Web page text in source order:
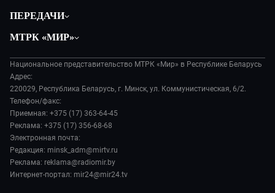
Экономика
Происшествия
Наука и технологии
Здоровье и медицина
Авто
Культура
Спорт
ПЕРЕДАЧИ
Все как у людей
Вместе выгодно
Евразия. Культурно
Евразия. Регионы
Наши иностранцы
Пять причин поехать в...
Сделано в Содружестве
МТРК «МИР»
История
Руководство
Лица мира
Новости
Пресса о нас
Карьера
Реклама
Национальное представительство МТРК «Мир» в Республике Беларусь
Адрес:
220029, Республика Беларусь, г. Минск, ул. Коммунистическая, 6/2.
Телефон/факс:
Приемная: +375 (17) 363-64-45
Реклама: +375 (17) 356-68-68
Электронная почта:
Редакция: minsk_adm@mirtv.ru
Реклама: reklama@radiomir.by
Интернет-портал: mir24@mir24.tv